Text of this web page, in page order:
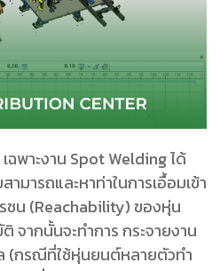
ฉพาะงาน Spot Welding ได้
มารถและหาท่าในการเอื้อมเข้า
ชน (Reachability) ของหุ่น
ากนั้นจะทําการ กระจายงาน
(กรณีที่ใช้หุ่นยนต์หลายตัวทํา